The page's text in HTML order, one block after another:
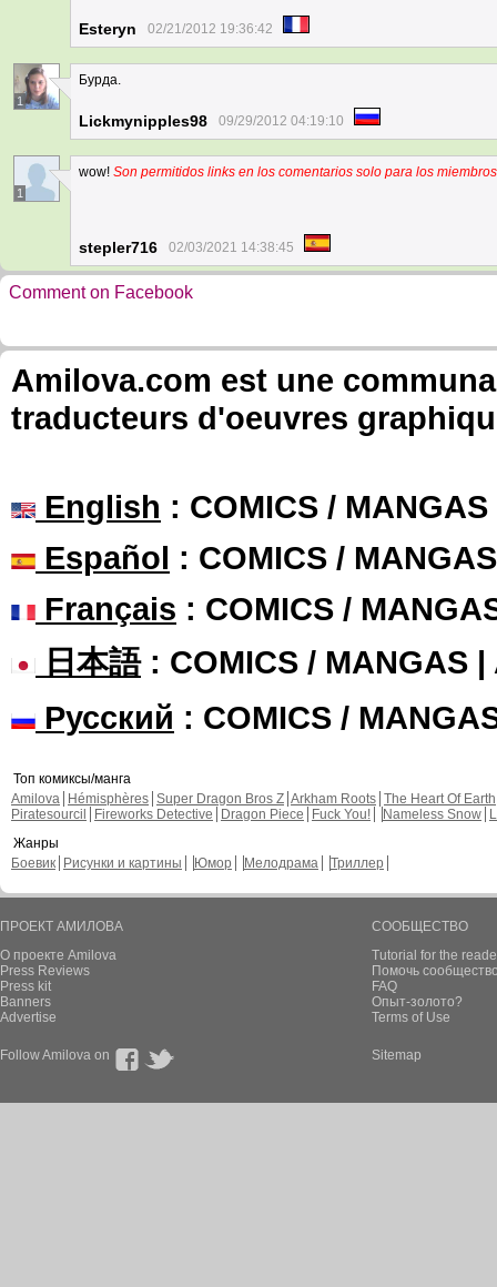
Esteryn 02/21/2012 19:36:42
1
Бурда.
Lickmynipples98 09/29/2012 04:19:10
1
wow! Son permitidos links en los comentarios solo para los
stepler716 02/03/2021 14:38:45
Comment on Facebook
Amilova.com est une
traducteurs d'oeuvres
English : COMICS /
Español : COMICS /
Français : COMICS /
日本語: COMICS / MANGAS |
Русский : COMICS /
Топ комиксы/манга
Amilova
Hémisphères Super Dragon Bros Z Arkham Roots The Heart Of Earth
Piratesourcil
Fireworks Detective Dragon Piece Fuck You! Nameless Snow
Жанры
Боевик
Рисунки и картины Юмор Мелодрама Триллер
ПРОЕКТ АМИЛОВА
О проекте Amilova
Press Reviews
Press kit
Banners
Advertise
СООБЩЕСТВО
Tutorial for the
Помочь
FAQ
Опыт-золото?
Terms of Use
Follow Amilova on Sitemap